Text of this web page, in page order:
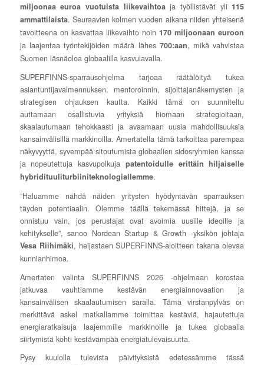
miljoonaa euroa vuotuista liikevaihtoaja työllistävät yli115
ammattilaista. Seuraavien kolmen vuoden aikana niiden yhteisenä
tavoitteena on kasvattaa liikevaihto noin170 miljoonaan euroon
ja laajentaa työntekijöiden määrä lähes 700:aan, mikä vahvistaa
Suomen läsnäoloa globaalilla kasvulavalla.
SUPERFINNS-sparrausohjelma tarjoaa räätälöityä tukea
asiantuntijavalmennuksen, mentoroinnin, sijoittajanäkemysten ja
strategisen ohjauksen kautta. Kaikki tämä on suunniteltu
auttamaan osallistuvia yrityksiä hiomaan strategioitaan,
skaalautumaan tehokkaasti ja avaamaan uusia mahdollisuuksia
kansainvälisillä markkinoilla. Amertatella tämä tarkoittaa parempaa
näkyvyyttä, syvempää sitoutumista globaalien sidosryhmien kanssa
ja nopeutettuja kasvupolkuja patentoidulle erittäin hiljaiselle
hybridituuliturbiiniteknologiallemme.
”Haluamme nähdä näiden yritysten hyödyntävän sparrauksen
täyden potentiaalin. Olemme täällä tekemässä hittejä, ja se
onnistuu vain, jos perustajat ovat avoimia uusille ideoille ja
kehitykselle”, sanoo Nordean Startup & Growth -yksikön johtaja
Vesa Riihimäki, heijastaen SUPERFINNS-aloitteen takana olevaa
kunnianhimoa.
Amertaten valinta SUPERFINNS 2026 -ohjelmaan korostaa
jatkuvaa vauhtiamme kestävän energiainnovaation ja
kansainvälisen skaalautumisen saralla. Tämä virstanpylväs on
merkittävä askel matkallamme toimittaa kestäviä, hajautettuja
energiaratkaisuja laajemmille markkinoille ja tukea globaalia
siirtymistä kohti kestävämpää energiatulevaisuutta.
Pysy kuulolla tulevista päivityksistä edetessämme tässä